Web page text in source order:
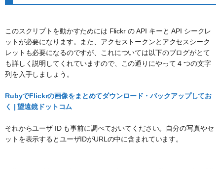
このスクリプトを動かすためには Flickr の API キーと API シークレ
ットが必要になります。また、アクセストークンとアクセスシーク
レットも必要になるのですが、これについては以下のブログがとて
も詳しく説明してくれていますので、この通りにやって 4 つの文字
列を入手しましょう。
RubyでFlickrの画像をまとめてダウンロード・バックアップしてお
く | 望遠鏡ドットコム
それからユーザ ID も事前に調べておいてください。自分の写真やセ
ットを表示するとユーザIDがURLの中に含まれています。